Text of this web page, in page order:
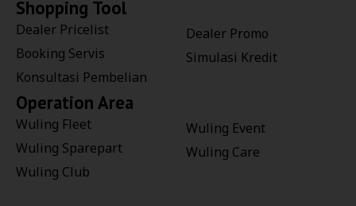
Shopping Tool
Dealer Pricelist
Booking Servis
Konsultasi Pembelian
Dealer Promo
Simulasi Kredit
Operation Area
Wuling Fleet
Wuling Sparepart
Wuling Club
Wuling Event
Wuling Care